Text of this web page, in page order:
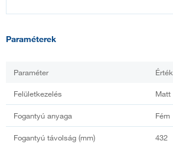
Paraméterek
Paraméter Érték
Felületkezelés Matt
Fogantyú anyaga Fém
Fogantyú távolság (mm) 432